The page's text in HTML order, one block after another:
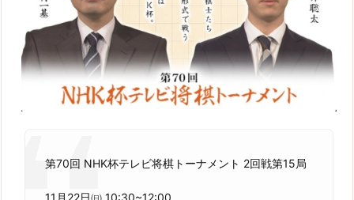
第70回 NHK杯テレビ将棋トーナメント 2回戦第15局
11月22日㈰ 10:30~12:00